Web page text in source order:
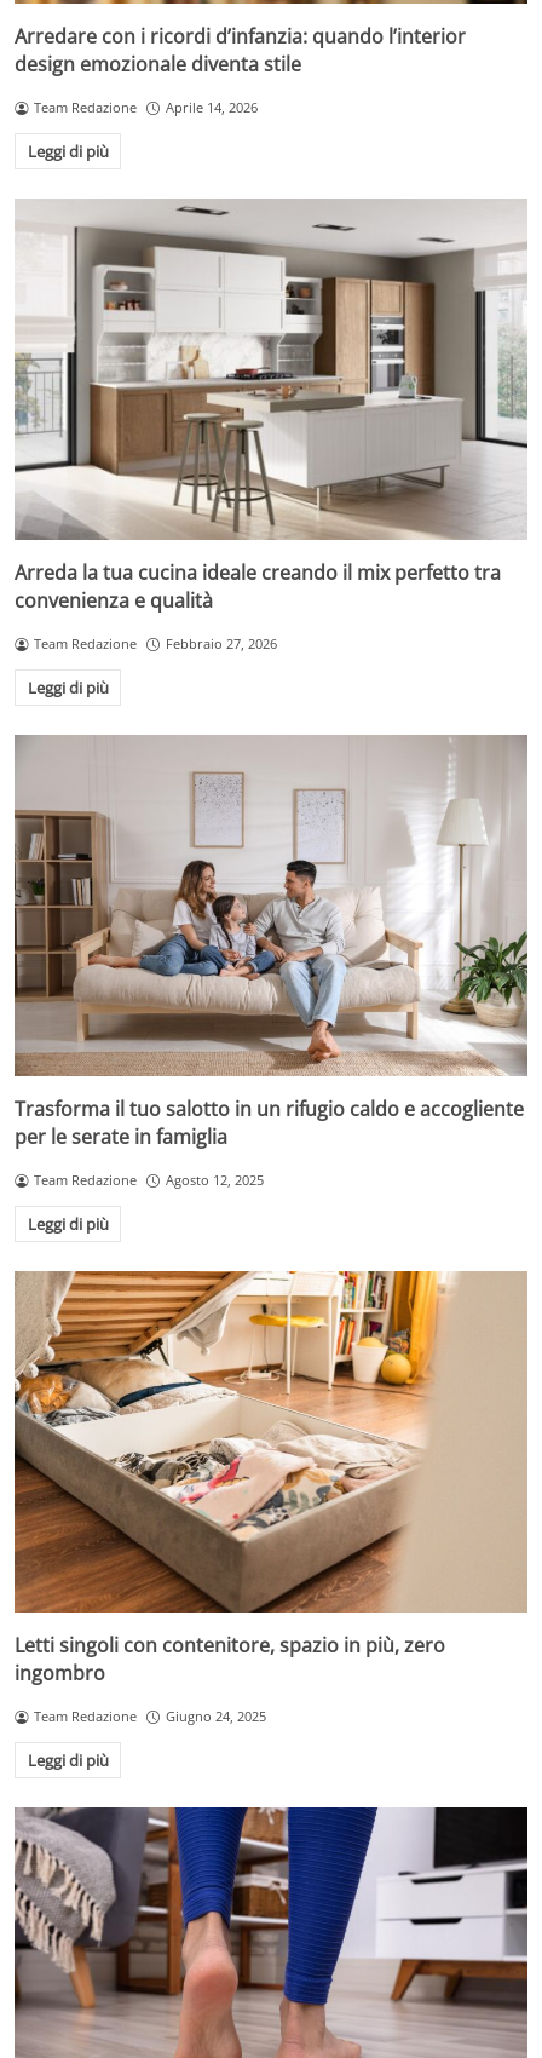
Arredare con i ricordi d’infanzia: quando l’interior
design emozionale diventa stile
Team Redazione Aprile 14, 2026
Leggi di più
Arreda la tua cucina ideale creando il mix perfetto tra
convenienza e qualità
Team Redazione Febbraio 27, 2026
Leggi di più
Trasforma il tuo salotto in un rifugio caldo e accogliente
per le serate in famiglia
Team Redazione Agosto 12, 2025
Leggi di più
Letti singoli con contenitore, spazio in più, zero
ingombro
Team Redazione Giugno 24, 2025
Leggi di più